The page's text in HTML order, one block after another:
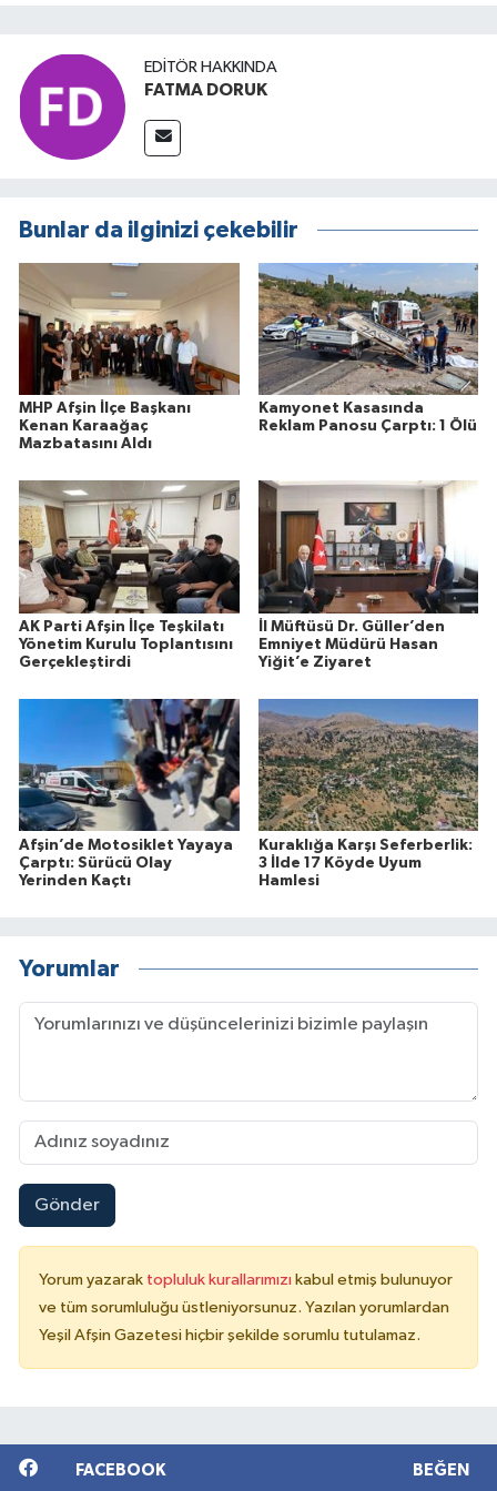
EDITÖR HAKKINDA
FATMA DORUK
Bunlar da ilginizi çekebilir
MHP Afşin İlçe Başkanı
Kenan Karaağaç
Mazbatasını Aldı
Kamyonet Kasasında
Reklam Panosu Çarptı: 1 Ölü
AK Parti Afşin İlçe Teşkilatı
Yönetim Kurulu Toplantısını
Gerçekleştirdi
İl Müftüsü Dr. Güller’den
Emniyet Müdürü Hasan
Yiğit’e Ziyaret
Afşin’de Motosiklet Yayaya
Çarptı: Sürücü Olay
Yerinden Kaçtı
Kuraklığa Karşı Seferberlik:
3 İlde 17 Köyde Uyum
Hamlesi
Yorumlar
Gönder
Yorum yazarak topluluk kurallarımızı kabul etmiş bulunuyor
ve tüm sorumluluğu üstleniyorsunuz. Yazılan yorumlardan
Yeşil Afşin Gazetesi hiçbir şekilde sorumlu tutulamaz.
FACEBOOK BEĞEN